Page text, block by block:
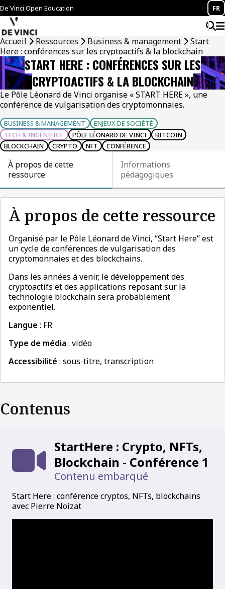
De Vinci Open Education FR
Accueil Ressources Business & management
Start
Here : conférences sur les cryptoactifs & la blockchain
START HERE : CONFÉRENCES SUR LES
CRYPTOACTIFS & LA BLOCKCHAIN
Le Pôle Léonard de Vinci organise « START HERE », une
conférence de vulgarisation des cryptomonnaies.
BUSINESS & MANAGEMENT
ENJEUX DE SOCIÉTÉ
TECH & INGÉNIERIE
PÔLE LÉONARD DE VINCI
BITCOIN
BLOCKCHAIN
CRYPTO NFT CONFÉRENCE
À propos de cette
ressource
Informations
pédagogiques
À propos de cette ressource
Organisé par le Pôle Léonard de Vinci, “Start Here” est
un cycle de conférences de vulgarisation des
cryptomonnaies et des blockchains.
Dans les années à venir, le développement des
cryptoactifs et des applications reposant sur la
technologie blockchain sera probablement
exponentiel.
Langue : FR
Type de média : vidéo
Accessibilité : sous-titre, transcription
Contenus
StartHere : Crypto, NFTs,
Blockchain - Conférence 1
Contenu embarqué
Start Here : conférence cryptos, NFTs, blockchains
avec Pierre Noizat